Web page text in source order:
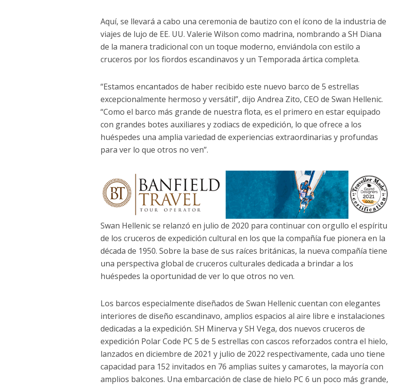
Aquí, se llevará a cabo una ceremonia de bautizo con el ícono de la industria de
viajes de lujo de EE. UU. Valerie Wilson como madrina, nombrando a SH Diana
de la manera tradicional con un toque moderno, enviándola con estilo a
cruceros por los fiordos escandinavos y un Temporada ártica completa.
“Estamos encantados de haber recibido este nuevo barco de 5 estrellas
excepcionalmente hermoso y versátil”, dijo Andrea Zito, CEO de Swan Hellenic.
“Como el barco más grande de nuestra flota, es el primero en estar equipado
con grandes botes auxiliares y zodiacs de expedición, lo que ofrece a los
huéspedes una amplia variedad de experiencias extraordinarias y profundas
para ver lo que otros no ven”.
Swan Hellenic se relanzó en julio de 2020 para continuar con orgullo el espíritu
de los cruceros de expedición cultural en los que la compañía fue pionera en la
década de 1950. Sobre la base de sus raíces británicas, la nueva compañía tiene
una perspectiva global de cruceros culturales dedicada a brindar a los
huéspedes la oportunidad de ver lo que otros no ven.
Los barcos especialmente diseñados de Swan Hellenic cuentan con elegantes
interiores de diseño escandinavo, amplios espacios al aire libre e instalaciones
dedicadas a la expedición. SH Minerva y SH Vega, dos nuevos cruceros de
expedición Polar Code PC 5 de 5 estrellas con cascos reforzados contra el hielo,
lanzados en diciembre de 2021 y julio de 2022 respectivamente, cada uno tiene
capacidad para 152 invitados en 76 amplias suites y camarotes, la mayoría con
amplios balcones. Una embarcación de clase de hielo PC 6 un poco más grande,